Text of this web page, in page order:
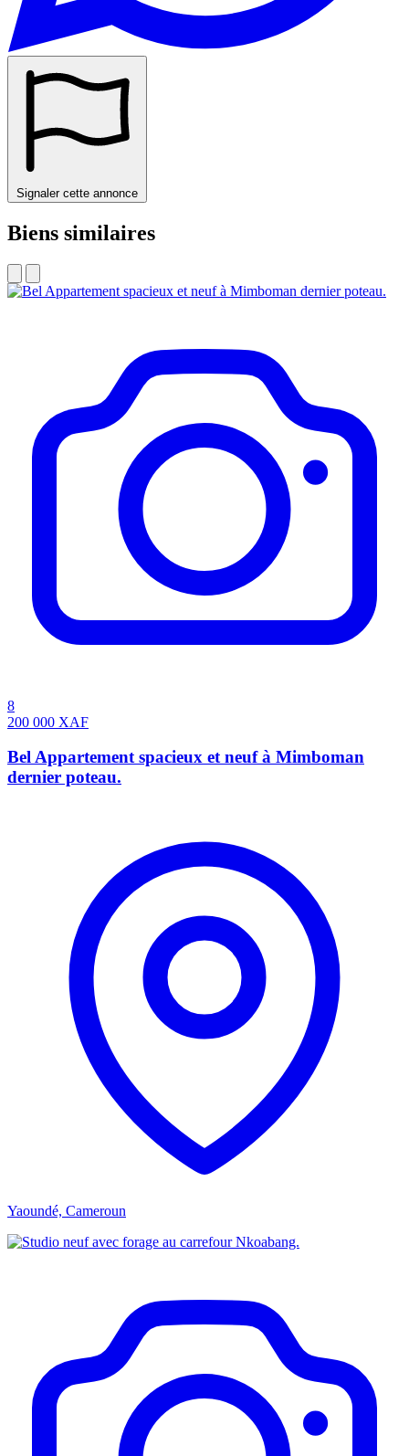
Signaler cette annonce
Biens similaires
8
200 000 XAF
Bel Appartement spacieux et neuf à Mimboman
dernier poteau.
Yaoundé, Cameroun